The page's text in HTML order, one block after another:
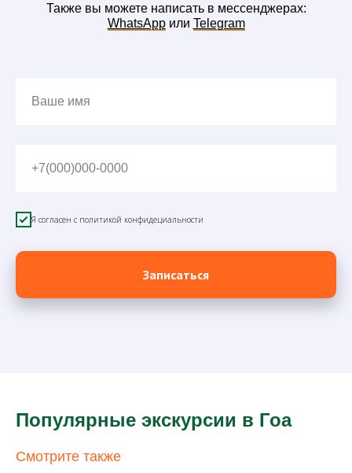
Также вы можете написать в мессенджерах:
WhatsAppили Telegram
Ваше имя
+7(000)000-0000
Я согласен с политикой конфидециальности
Записаться
Популярные экскурсии в Гоа
Смотрите также